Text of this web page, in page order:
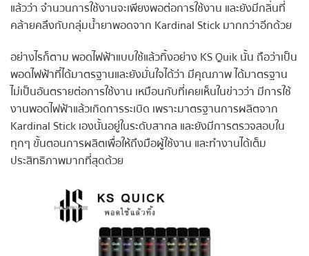
แล้วว่า จำนวนการใช้งานจะเพียงพอต่อการใช้งาน และยังมีกลิ่นที่
คล้ายคลึงกับกลุ่มน้ำยาพอดจาก Kardinal Stick มากกว่าอีกด้วย
อย่างไรก็ตาม พอดไฟฟ้าแบบใช้แล้วทิ้งอย่าง KS Quik นั้น ถือว่าเป็น
พอดไฟฟ้าที่ได้มาตรฐานและยังมั่นใจได้ว่า มีคุณภาพ ได้มาตรฐาน
ไม่เป็นอันตรายต่อการใช้งาน เหมือนกับที่เคยเห็นในข่าวว่า มีการใช้
งานพอดไฟฟ้าแล้วเกิดการระเบิด เพราะมาตรฐานการผลิตจาก
Kardinal Stick เองนั้นอยู่ในระดับสากล และยังมีการตรวจสอบใน
ทุกๆ ขั้นตอนการผลิตเพื่อให้ถึงมือผู้ใช้งาน และทำงานได้เต็ม
ประสิทธิภาพมากที่สุดด้วย